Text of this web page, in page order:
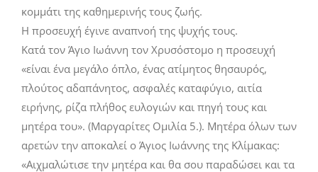
κομμάτι της καθημερινής τους ζωής.
Η προσευχή έγινε αναπνοή της ψυχής τους.
Κατά τον Άγιο Ιωάννη τον Χρυσόστομο η προσευχή
«είναι ένα μεγάλο όπλο, ένας ατίμητος θησαυρός,
πλούτος αδαπάνητος, ασφαλές καταφύγιο, αιτία
ειρήνης, ρίζα πλήθος ευλογιών και πηγή τους και
μητέρα του». (Μαργαρίτες Ομιλία 5.). Μητέρα όλων των
αρετών την αποκαλεί ο Άγιος Ιωάννης της Κλίμακας:
«Αιχμαλώτισε την μητέρα και θα σου παραδώσει και τα